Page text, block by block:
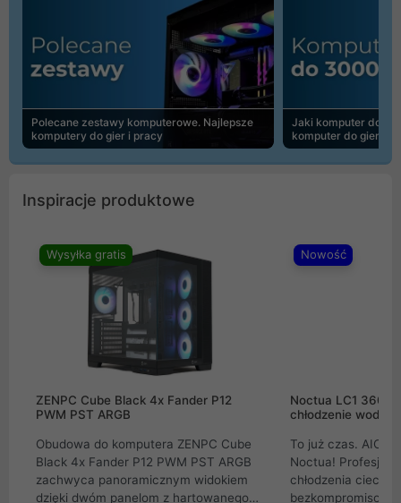
Polecane zestawy komputerowe. Najlepsze
komputery do gier i pracy
Jaki komputer do
komputer do gier |
Inspiracje produktowe
Wysyłka gratis
ZENPC Cube Black 4x Fander P12
PWM PST ARGB
Obudowa do komputera ZENPC Cube
Black 4x Fander P12 PWM PST ARGB
zachwyca panoramicznym widokiem
dzięki dwóm panelom z hartowanego
Nowość
Noctua LC1
chłodzenie wodne
To już czas. AIO
Noctua!
chłodzenia cieczą